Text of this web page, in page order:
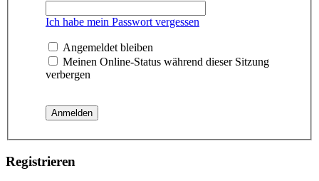
Ich habe mein Passwort vergessen
Angemeldet bleiben
Meinen Online-Status während dieser Sitzung
verbergen
Registrieren